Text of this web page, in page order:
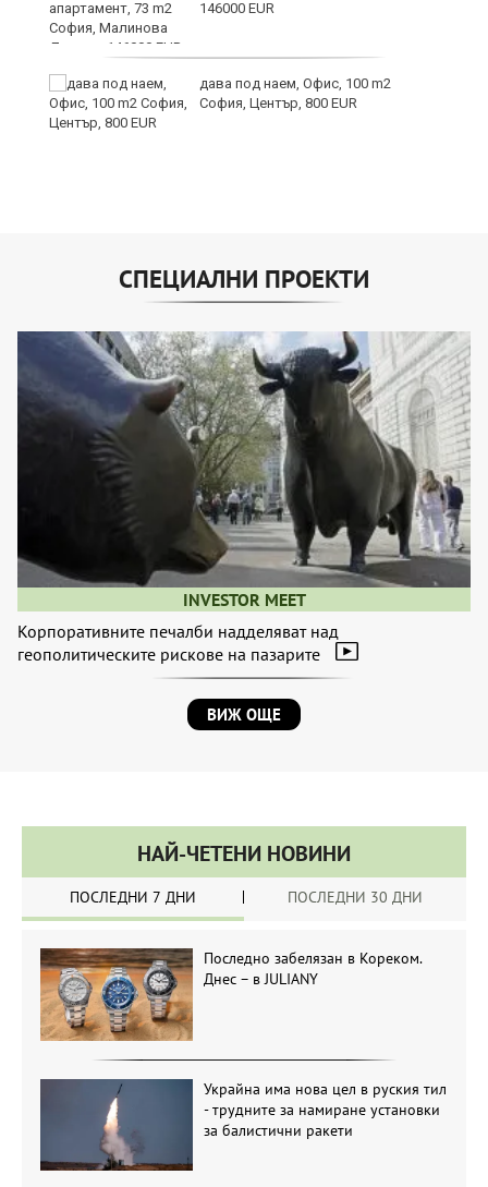
146000 EUR
дава под наем, Офис, 100 m2
София, Център, 800 EUR
СПЕЦИАЛНИ ПРОЕКТИ
INVESTOR MEET
Корпоративните печалби надделяват над
геополитическите рискове на пазарите
ВИЖ ОЩЕ
НАЙ-ЧЕТЕНИ НОВИНИ
ПОСЛЕДНИ 7 ДНИ ПОСЛЕДНИ 30 ДНИ
Последно забелязан в Кореком.
Днес – в JULIANY
Украйна има нова цел в руския тил
- трудните за намиране установки
за балистични ракети